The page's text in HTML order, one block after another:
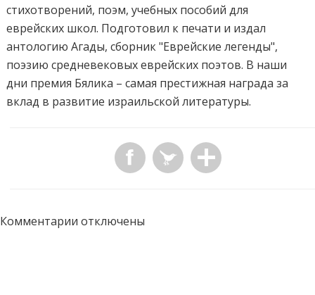
стихотворений, поэм, учебных пособий для
еврейских школ. Подготовил к печати и издал
антологию Агады, сборник "Еврейские легенды",
поэзию средневековых еврейских поэтов. В наши
дни премия Бялика – самая престижная награда за
вклад в развитие израильской литературы.
Комментарии отключены